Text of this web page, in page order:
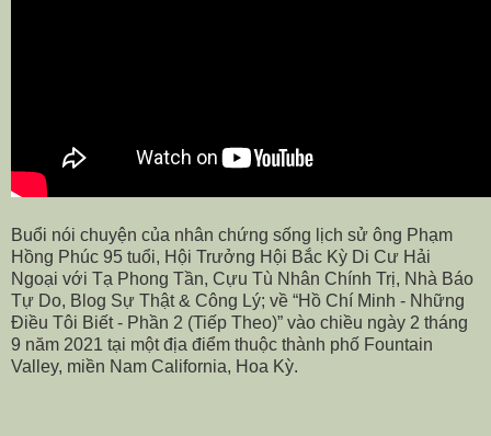
Buổi nói chuyện của nhân chứng sống lịch sử ông Phạm
Hồng Phúc 95 tuổi, Hội Trưởng Hội Bắc Kỳ Di Cư Hải
Ngoại với Tạ Phong Tần, Cựu Tù Nhân Chính Trị, Nhà Báo
Tự Do, Blog Sự Thật & Công Lý; về “Hồ Chí Minh - Những
Điều Tôi Biết - Phần 2 (Tiếp Theo)” vào chiều ngày 2 tháng
9 năm 2021 tại một địa điểm thuộc thành phố Fountain
Valley, miền Nam California, Hoa Kỳ.